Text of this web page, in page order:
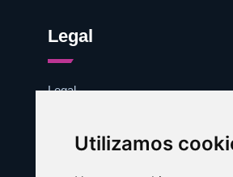
Utilizamos
Legal
Legal
Contacto